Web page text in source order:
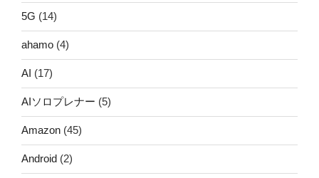
5G (14)
ahamo (4)
AI (17)
AIソロプレナー (5)
Amazon (45)
Android (2)